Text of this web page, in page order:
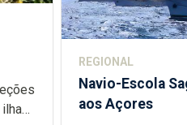
REGIONAL
Navio-Escola
aos Açores